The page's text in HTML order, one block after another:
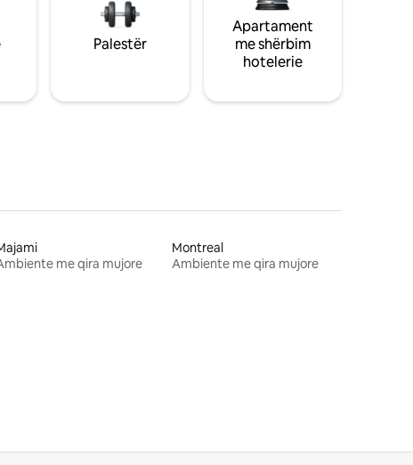
Palestër
Apartament
me shërbim
hotelerie
me qira mujore
Montreal
Ambiente me qira mujore